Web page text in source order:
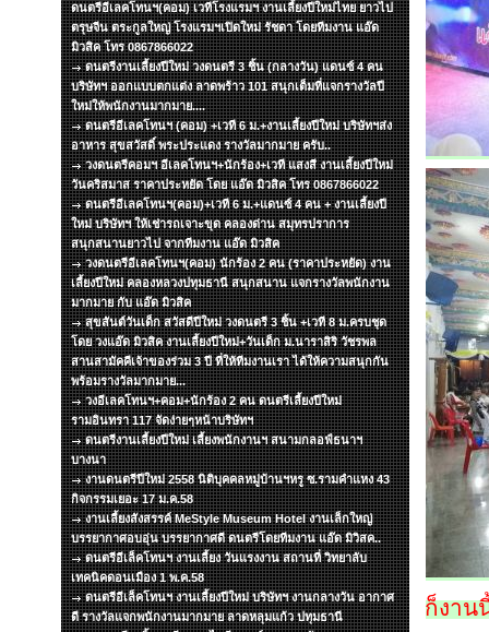
ดนตรีอีเลคโทนฯ(คอม) เวทีโรงแรมฯ งานเลี้ยงปีใหม่ไทย ยาวไป
ตรุษจีน ตระกูลใหญ่ โรงแรมฯเปิดใหม่ รัชดา โดยทีมงาน แอ๊ด
มิวสิค โทร 0867866022
ดนตรีงานเลี้ยงปีใหม่ วงดนตรี 3 ชิ้น (กลางวัน) แดนซ์ 4 คน
บริษัทฯ ออกแบบตกแต่ง ลาดพร้าว 101 สนุกเต็มที่แจกรางวัลปี
ใหม่ให้พนักงานมากมาย....
ดนตรีอีเลคโทนฯ (คอม) +เวที 6 ม.+งานเลี้ยงปีใหม่ บริษัทฯส่ง
อาหาร สุขสวัสดิ์ พระประแดง รางวัลมากมาย ครับ..
วงดนตรีคอมฯ อีเลคโทนฯ+นักร้อง+เวที แสงสี งานเลี้ยงปีใหม่
วันคริสมาส ราคาประหยัด โดย แอ๊ด มิวสิค โทร 0867866022
ดนตรีอีเลคโทนฯ(คอม)+เวที 6 ม.+แดนซ์ 4 คน + งานเลี้ยงปี
ใหม่ บริษัทฯ ให้เช่ารถเจาะขุด คลองด่าน สมุทรปราการ
สนุกสนานยาวไป จากทีมงาน แอ๊ด มิวสิค
วงดนตรีอีเลคโทนฯ(คอม) นักร้อง 2 คน (ราคาประหยัด) งาน
เลี้ยงปีใหม่ คลองหลวงปทุมธานี สนุกสนาน แจกรางวัลพนักงาน
มากมาย กับ แอ๊ด มิวสิค
สุขสันต์วันเด็ก สวัสดีปีใหม่ วงดนตรี 3 ชิ้น +เวที 8 ม.ครบชุด
โดย วงแอ๊ด มิวสิค งานเลี้ยงปีใหม่+วันเด็ก ม.นาราสิริ วัชรพล
สานสามัคคีเจ้าของร่วม 3 ปี ที่ให้ทีมงานเรา ได้ให้ความสนุกกัน
พร้อมรางวัลมากมาย...
วงอีเลคโทนฯ+คอม+นักร้อง 2 คน ดนตรีเลี้ยงปีใหม่
รามอินทรา 117 จัดง่ายๆหน้าบริษัทฯ
ดนตรีงานเลี้ยงปีใหม่ เลี้ยงพนักงานฯ สนามกลอฟ์ธนาฯ
บางนา
งานดนตรีปีใหม่ 2558 นิติบุคคลหมู่บ้านฯหรู ซ.รามคำแหง 43
กิจกรรมเยอะ 17 ม.ค.58
งานเลี้ยงสังสรรค์ MeStyle Museum Hotel งานเล็กใหญ่
บรรยากาศอบอุ่น บรรยากาศดี ดนตรีโดยทีมงาน แอ๊ด มิวิสค..
ดนตรีอีเล็คโทนฯ งานเลี้ยง วันแรงงาน สถานที่ วิทยาลับ
เทคนิคดอนเมือง 1 พ.ค.58
ดนตรีอีเล็คโทนฯ งานเลี้ยงปีใหม่ บริษัทฯ งานกลางวัน อากาศ
ดี รางวัลแจกพนักงานมากมาย ลาดหลุมแก้ว ปทุมธานี
ก็งาน